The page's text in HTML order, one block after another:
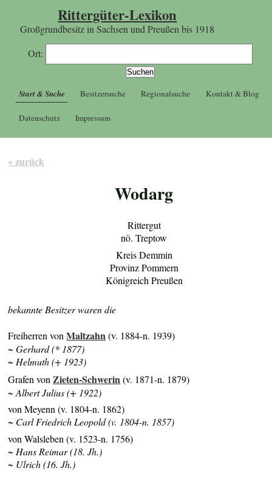
Rittergüter-Lexikon
Großgrundbesitz in Sachsen und Preußen bis 1918
Ort:
Start & Suche Besitzersuche Regionalsuche Kontakt & Blog
Datenschutz Impressum
« zurück
Wodarg
Rittergut
nö. Treptow
Kreis Demmin
Provinz Pommern
Königreich Preußen
bekannte Besitzer waren die
Freiherren vonMaltzahn(v. 1884-n. 1939)
~ Gerhard (* 1877)
~ Helmuth (+ 1923)
Grafen von Zieten-Schwerin(v. 1871-n. 1879)
~ Albert Julius (+ 1922)
von Meyenn (v. 1804-n. 1862)
~ Carl Friedrich Leopold (v. 1804-n. 1857)
von Walsleben (v. 1523-n. 1756)
~ Hans Reimar (18. Jh.)
~ Ulrich (16. Jh.)